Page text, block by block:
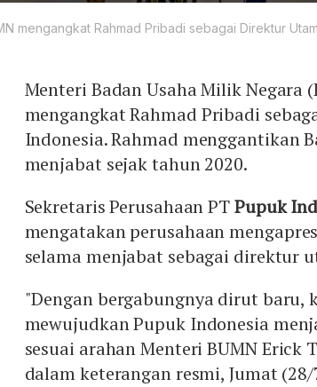
mengangkat Rahmad Pribadi sebagai Direktur
Menteri Badan Usaha Milik Negara
mengangkat Rahmad Pribadi
Indonesia. Rahmad menggantikan
menjabat sejak tahun 2020.
Sekretaris Perusahaan PTPupuk
mengatakan perusahaan
selama menjabat sebagai direktur
"Dengan bergabungnya dirut baru,
mewujudkan Pupuk Indonesia
sesuai arahan Menteri BUMN Erick
dalam keterangan resmi, Jumat (28/